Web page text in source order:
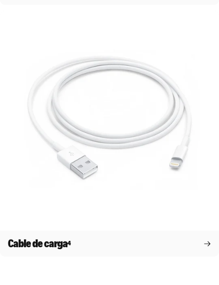
Cable de carga4